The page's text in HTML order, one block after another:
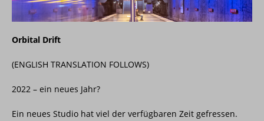
Orbital Drift
(ENGLISH TRANSLATION FOLLOWS)
2022 – ein neues Jahr?
Ein neues Studio hat viel der verfügbaren Zeit gefressen.